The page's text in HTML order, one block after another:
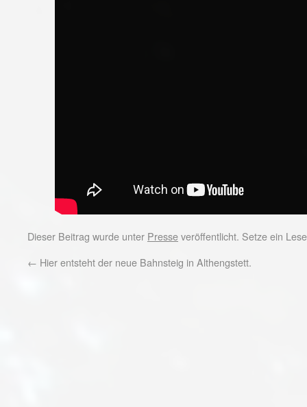
Dieser Beitrag wurde unter Presseveröffentlicht. Setze ein
← Hier entsteht der neue Bahnsteig in Althengstett.